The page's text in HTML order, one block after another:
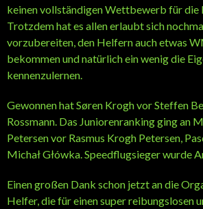
keinen vollständigen Wettbewerb für die
Trotzdem hat es allen erlaubt sich
vorzubereiten, den Helfern auch etwas
bekommen und natürlich ein wenig die
kennenzulernen.
Gewonnen hat Søren Krogh vor Steffen
Rossmann. Das Juniorenranking ging an
Petersen vor Rasmus Krogh Petersen,
Michał Główka. Speedflugsieger wurde
Einen großen Dank schon jetzt an die
Helfer, die für einen super reibungslosen